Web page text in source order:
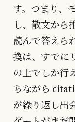
す。つまり、
し、散文から
読んで答えら
換は、すでに
の上でしか行
ちながら
が繰り返し出